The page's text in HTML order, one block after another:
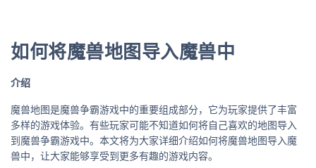
如何将魔兽地图导入魔兽中
介绍
魔兽地图是魔兽争霸游戏中的重要组成部分，它为玩家提供了丰富
多样的游戏体验。有些玩家可能不知道如何将自己喜欢的地图导入
到魔兽争霸游戏中。本文将为大家详细介绍如何将魔兽地图导入魔
兽中，让大家能够享受到更多有趣的游戏内容。